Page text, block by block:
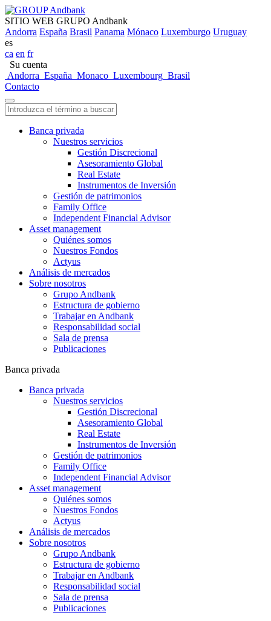
SITIO WEB GRUPO Andbank
Andorra España Brasil Panama Mónaco Luxemburgo Uruguay
es
ca en fr
Su cuenta
Andorra España Monaco Luxembourg Brasil
Contacto
Banca privada
Nuestros servicios
Gestión Discrecional
Asesoramiento Global
Real Estate
Instrumentos de Inversión
Gestión de patrimonios
Family Office
Independent Financial Advisor
Asset management
Quiénes somos
Nuestros Fondos
Actyus
Análisis de mercados
Sobre nosotros
Grupo Andbank
Estructura de gobierno
Trabajar en Andbank
Responsabilidad social
Sala de prensa
Publicaciones
Banca privada
Banca privada
Nuestros servicios
Gestión Discrecional
Asesoramiento Global
Real Estate
Instrumentos de Inversión
Gestión de patrimonios
Family Office
Independent Financial Advisor
Asset management
Quiénes somos
Nuestros Fondos
Actyus
Análisis de mercados
Sobre nosotros
Grupo Andbank
Estructura de gobierno
Trabajar en Andbank
Responsabilidad social
Sala de prensa
Publicaciones